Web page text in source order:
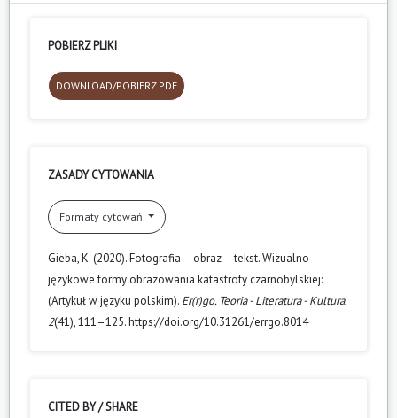
POBIERZ PLIKI
DOWNLOAD/POBIERZ PDF
ZASADY CYTOWANIA
Formaty cytowań
Gieba, K. (2020). Fotografia – obraz – tekst. Wizualno-
językowe formy obrazowania katastrofy czarnobylskiej:
(Artykuł w języku polskim). Er(r)go. Teoria - Literatura - Kultura,
2(41), 111–125. https://doi.org/10.31261/errgo.8014
CITED BY / SHARE